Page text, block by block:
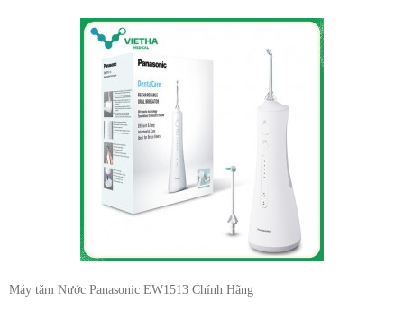
Máy tăm Nước Panasonic EW1513 Chính Hãng